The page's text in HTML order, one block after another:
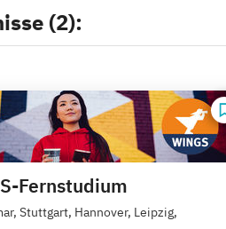
(2):
Fernstudium
Stuttgart, Hannover, Leipzig,